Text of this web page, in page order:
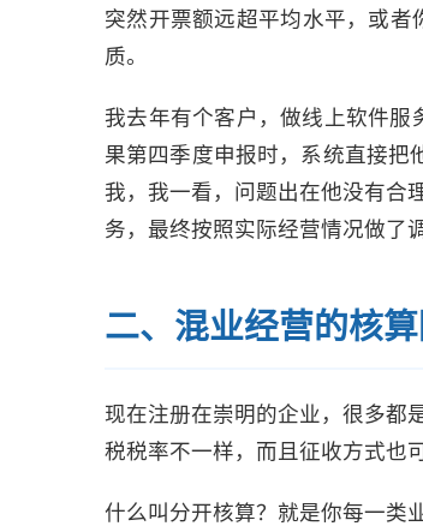
突然开票额远超平均水平，或
质。
我去年有个客户，做线上软件
果第四季度申报时，系统直接把
我，我一看，问题出在他没有合
务，最终按照实际经营情况做了
二、混业经营的核
现在注册在崇明的企业，很多都
税税率不一样，而且征收方式也
什么叫分开核算？就是你每一类